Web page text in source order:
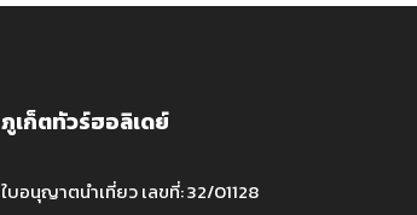
ภูเก็ตทัวร์ฮอลิเดย์
ใบอนุญาตนำเที่ยว เลขที่: 32/01128